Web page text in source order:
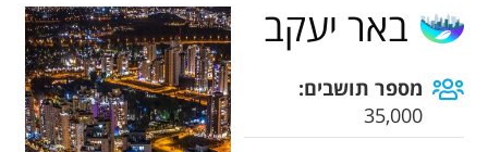
באר יעקב
מספר תושבים:
35,000